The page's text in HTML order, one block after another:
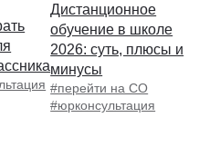
Дистанционное
обучение в школе
2026: суть, плюсы и
минусы
#перейти на СО
#юрконсультация